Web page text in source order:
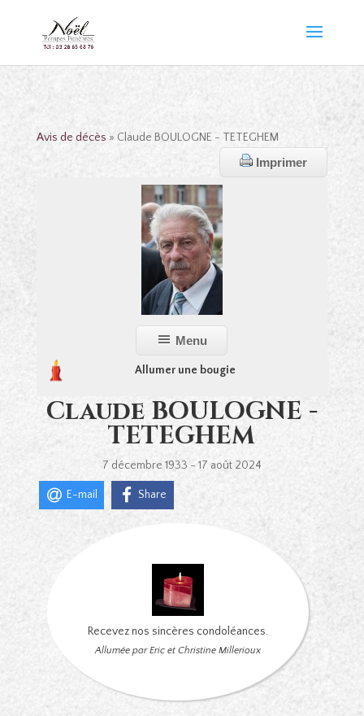
Avis de décès » Claude BOULOGNE - TETEGHEM
Imprimer
Menu
Allumer une bougie
Claude BOULOGNE -
TETEGHEM
7 décembre 1933 - 17 août 2024
E-mail Share
Recevez nos sincères condoléances.
Allumée par Eric et Christine Millerioux